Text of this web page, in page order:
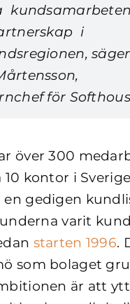
kundsamarbeten
i
säger
för
över 300
kontor i
en gedigen
varit
starten 1996.
som bolaget
är att